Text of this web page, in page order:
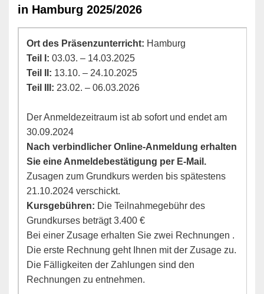
in Hamburg 2025/2026
Ort des Präsenzunterricht: Hamburg
Teil I: 03.03. – 14.03.2025
Teil II: 13.10. – 24.10.2025
Teil III: 23.02. – 06.03.2026
Der Anmeldezeitraum ist ab sofort und endet am
30.09.2024
Nach verbindlicher Online-Anmeldung erhalten
Sie eine Anmeldebestätigung per E-Mail.
Zusagen zum Grundkurs werden bis spätestens
21.10.2024 verschickt.
Kursgebühren: Die Teilnahmegebühr des
Grundkurses beträgt 3.400 €
Bei einer Zusage erhalten Sie zwei Rechnungen .
Die erste Rechnung geht Ihnen mit der Zusage zu.
Die Fälligkeiten der Zahlungen sind den
Rechnungen zu entnehmen.